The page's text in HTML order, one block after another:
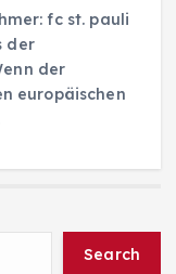
fc st. pauli
der
der
europäischen
Search